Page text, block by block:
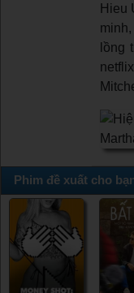
Hieu
lồng
Phim đề xuất cho